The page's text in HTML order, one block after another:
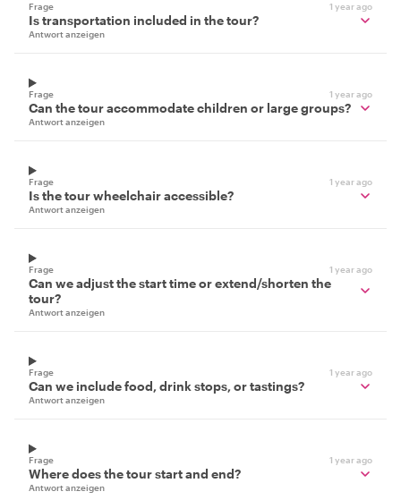
Frage 1 year ago
Is transportation included in the tour?
Antwort anzeigen
Frage 1 year ago
Can the tour accommodate children or large groups?
Antwort anzeigen
Frage 1 year ago
Is the tour wheelchair accessible?
Antwort anzeigen
Frage 1 year ago
Can we adjust the start time or extend/shorten the
tour?
Antwort anzeigen
Frage 1 year ago
Can we include food, drink stops, or tastings?
Antwort anzeigen
Frage 1 year ago
Where does the tour start and end?
Antwort anzeigen